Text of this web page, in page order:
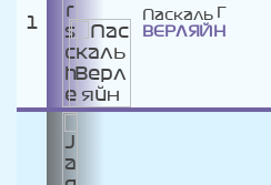
1
Паскаль
ВЕРЛЯЙН